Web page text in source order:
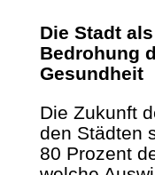
Die Stadt
Bedrohung
Gesundheit
Die Zukunft
den Städten
80 Prozent